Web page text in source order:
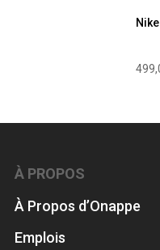
À PROPOS
À Propos d’Onappe
Emplois